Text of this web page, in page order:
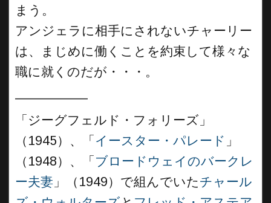
まう。
アンジェラに相手にされないチャーリー
は、まじめに働くことを約束して様々な
職に就くのだが・・・。
「ジーグフェルド・フォリーズ」
（1945）、「 イースター・パレード 」
（1948）、「 ブロードウェイのバークレ
ー夫妻 」（1949）で組んでいたチャール